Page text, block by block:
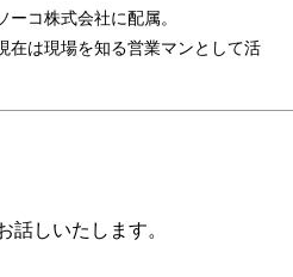
コ株式会社に配属。
在は現場を知る営業マンとして活
話しいたします。